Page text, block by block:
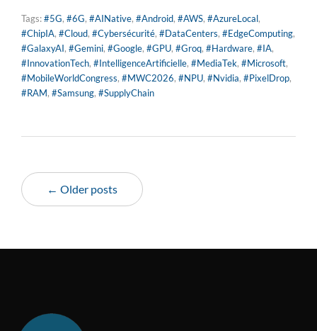
Tags:#5G, #6G, #AINative, #Android, #AWS, #AzureLocal,
#ChipIA, #Cloud, #Cybersécurité, #DataCenters, #EdgeComputing,
#GalaxyAI, #Gemini, #Google, #GPU, #Groq, #Hardware, #IA,
#InnovationTech, #IntelligenceArtificielle, #MediaTek, #Microsoft,
#MobileWorldCongress, #MWC2026, #NPU, #Nvidia, #PixelDrop,
#RAM, #Samsung, #SupplyChain
← Older posts